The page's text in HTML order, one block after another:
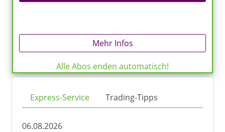
Mehr Infos
Alle Abos enden automatisch!
Express-Service Trading-Tipps
06.08.2026